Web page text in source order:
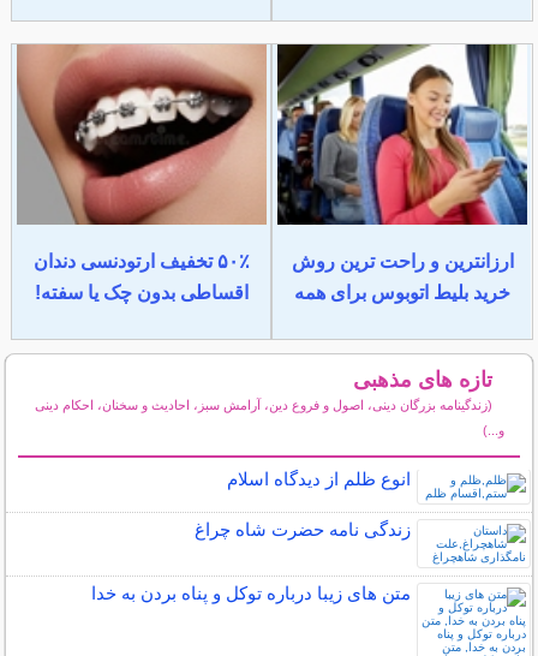
ارزانترین و راحت ترین روش
خرید بلیط اتوبوس برای همه
۵۰٪ تخفیف ارتودنسی دندان
اقساطی بدون چک یا سفته!
تازه های مذهبی
(زندگینامه بزرگان دینی، اصول و فروع دین، آرامش سبز، احادیث و سخنان، احکام دینی
و...)
انوع ظلم از دیدگاه اسلام
زندگی نامه حضرت شاه چراغ
متن های زیبا درباره توکل و پناه بردن به خدا